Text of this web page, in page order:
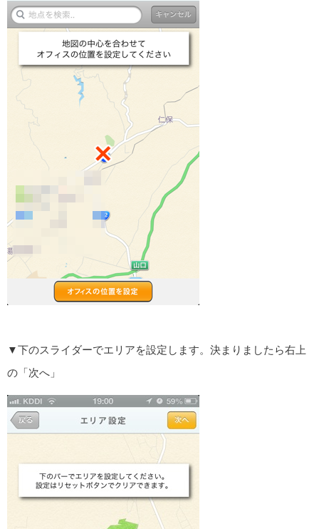
▼下のスライダーでエリアを設定します。決まりましたら右上
の「次へ」